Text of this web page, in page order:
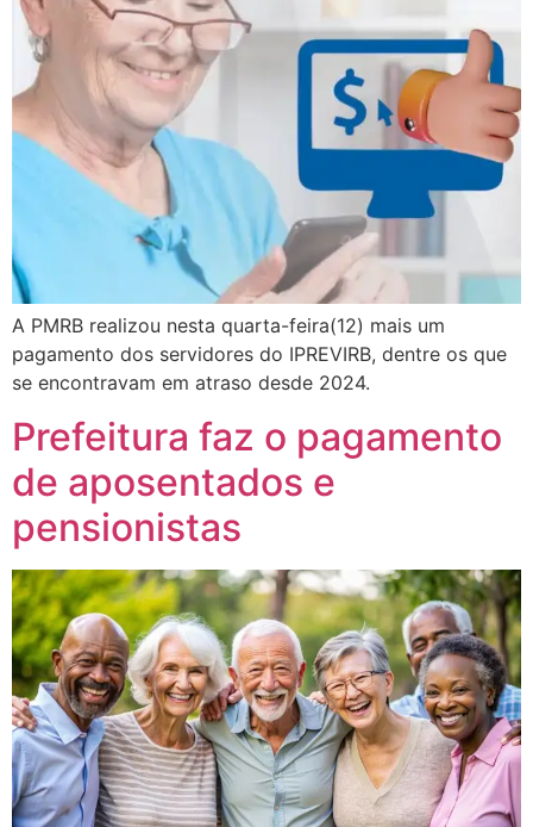
A PMRB realizou nesta quarta-feira(12) mais um
pagamento dos servidores do IPREVIRB, dentre os que
se encontravam em atraso desde 2024.
Prefeitura faz o pagamento
de aposentados e
pensionistas